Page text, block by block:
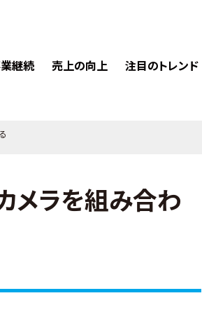
継続 売上の向上 注目のトレンド
メラを組み合わ